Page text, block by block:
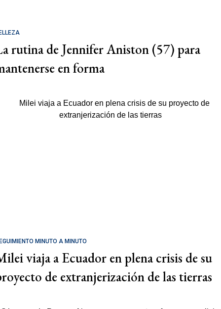
rutina de Jennifer Aniston (57) para
en forma
MINUTO A MINUTO
viaja a Ecuador en plena crisis de su
de extranjerización de las tierras